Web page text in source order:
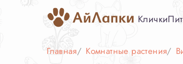
Клички
Главная Комнатные растения